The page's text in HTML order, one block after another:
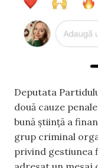
Deputata
două cauze
bună știință a
grup criminal
privind gestiunea